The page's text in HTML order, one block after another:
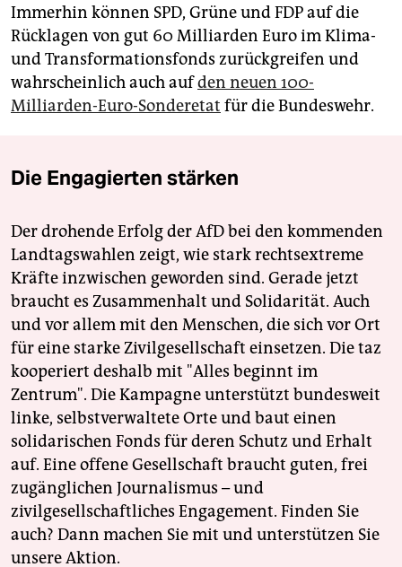
Immerhin können SPD, Grüne und FDP auf die
Rücklagen von gut 60 Milliarden Euro im Klima-
und Transformationsfonds zurückgreifen und
wahrscheinlich auch aufden neuen 100-
Milliarden-Euro-Sonderetat für die Bundeswehr.
Die Engagierten stärken
Der drohende Erfolg der AfD bei den kommenden
Landtagswahlen zeigt, wie stark rechtsextreme
Kräfte inzwischen geworden sind. Gerade jetzt
braucht es Zusammenhalt und Solidarität. Auch
und vor allem mit den Menschen, die sich vor Ort
für eine starke Zivilgesellschaft einsetzen. Die taz
kooperiert deshalb mit "Alles beginnt im
Zentrum". Die Kampagne unterstützt bundesweit
linke, selbstverwaltete Orte und baut einen
solidarischen Fonds für deren Schutz und Erhalt
auf. Eine offene Gesellschaft braucht guten, frei
zugänglichen Journalismus – und
zivilgesellschaftliches Engagement. Finden Sie
auch? Dann machen Sie mit und unterstützen Sie
unsere Aktion.